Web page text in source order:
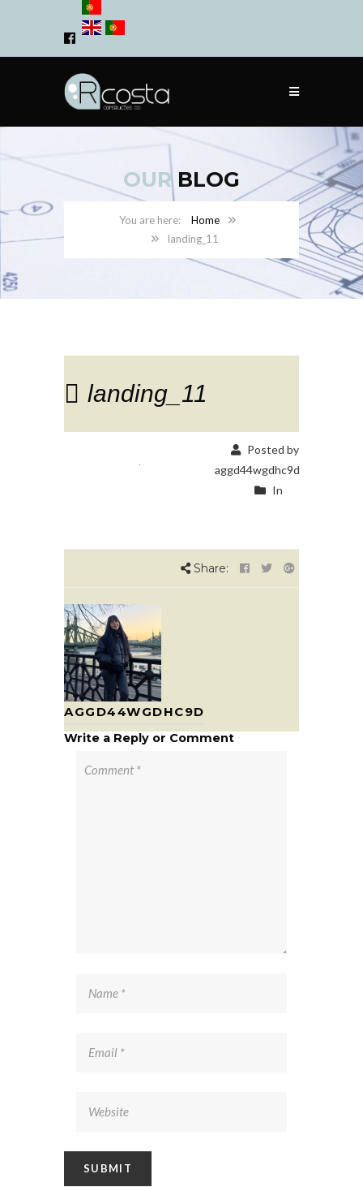
OURBLOG
Home
landing_11
landing_11
Posted by
aggd44wgdhc9d
In
Share:
AGGD44WGDHC9D
Write a Reply or Comment